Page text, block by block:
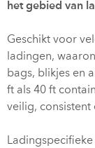
het gebied van
Geschikt voor
ladingen,
bags, blikjes en
ft als 40 ft
veilig, consistent